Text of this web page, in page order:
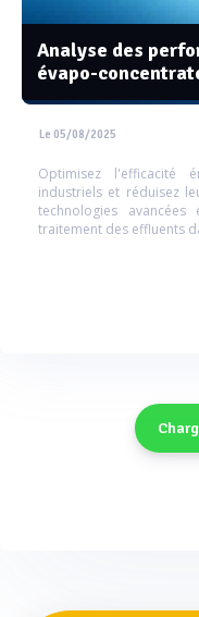
Analyse des
évapo-
Le 05/08/2025
Optimisez l'efficacité
industriels et réduisez
technologies
traitement des effluents